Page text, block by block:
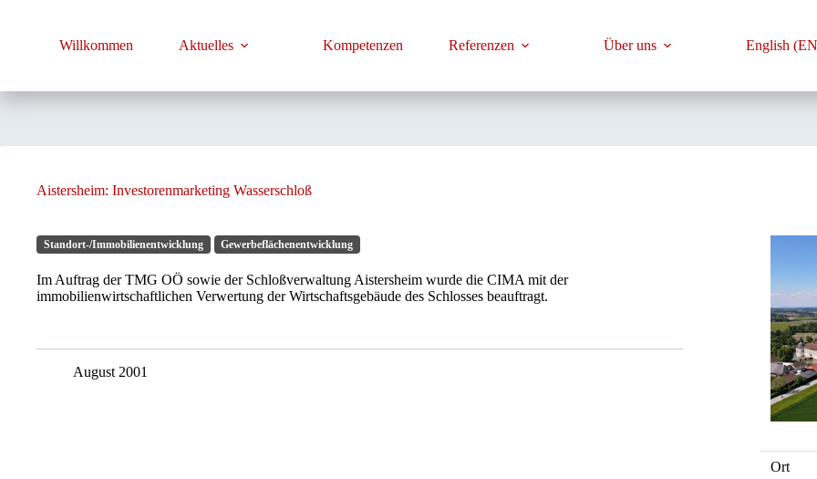
Willkommen Aktuelles Kompetenzen Referenzen Über uns English
Aistersheim: Investorenmarketing Wasserschloß
Standort-/Immobilienentwicklung Gewerbeflächenentwicklung
Im Auftrag der TMG OÖ sowie der Schloßverwaltung Aistersheim wurde die CIMA mit der
immobilienwirtschaftlichen Verwertung der Wirtschaftsgebäude des Schlosses beauftragt.
August 2001
Ort